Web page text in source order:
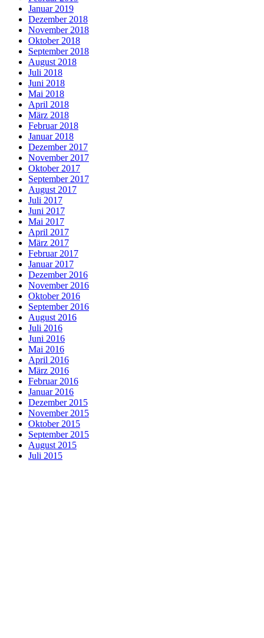
Januar 2019
Dezember 2018
November 2018
Oktober 2018
September 2018
August 2018
Juli 2018
Juni 2018
Mai 2018
April 2018
März 2018
Februar 2018
Januar 2018
Dezember 2017
November 2017
Oktober 2017
September 2017
August 2017
Juli 2017
Juni 2017
Mai 2017
April 2017
März 2017
Februar 2017
Januar 2017
Dezember 2016
November 2016
Oktober 2016
September 2016
August 2016
Juli 2016
Juni 2016
Mai 2016
April 2016
März 2016
Februar 2016
Januar 2016
Dezember 2015
November 2015
Oktober 2015
September 2015
August 2015
Juli 2015